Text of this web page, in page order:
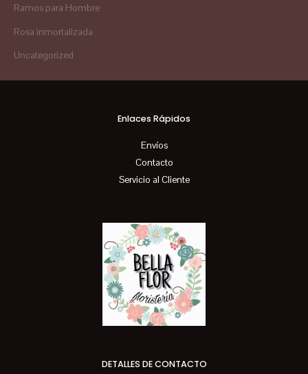
Ramos para Hombre
Rosa inmortalizada
Uncategorized
DETALLES DE CONTACTO
Enlaces Rápidos
Envíos
Contacto
Servicio al Cliente